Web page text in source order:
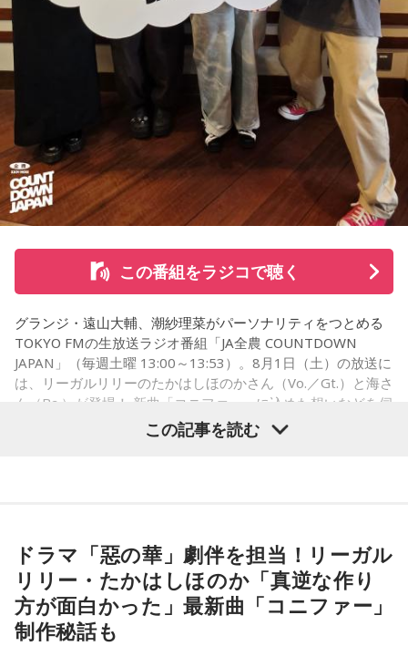
いうのは本当にいいことなのかなと思います」
※インタビュアー：文化放送・斉藤一美アナウンサー
「友人と遊んだ時に言われたあの一言がずっとモヤモヤして
「優柔不断な性格のせいで、こんな事が…」
あなたの人生相談を送ってください。その相談を受け、中島
健人が遊戯王の話をします。
※ メールの件名は「決闘」でお願いします。
◎「中島健人イメージランキング」
街の人に調査したら、中島健人が1位にランクインしそうな
「ランキングのタイトルだけ」を送ってきてください。
＜例＞
・家の照明、指パッチンで消してそうランキング
・コンビニで「温めますか？」とか「レジ袋はいります
か？」とか聞かれる前に全部先に言ってきそうな男ランキン
※ メールの件名は「ランキング」でお願いします。
■番組タイトル：ニッポン放送『中島健人のオールナイトニッ
ポン』
■放送日時：2026年8月14日（金） 25時～27時 （15日
（土）午前1時〜3時）
この番組をラジコで聴く
グランジ・遠山大輔、潮紗理菜がパーソナリティをつとめる
TOKYO FMの生放送ラジオ番組「JA全農 COUNTDOWN
JAPAN」（毎週土曜 13:00～13:53）。8月1日（土）の放送に
は、リーガルリリーのたかはしほのかさん（Vo.／Gt.）と海さ
ん（Ba.）が登場！ 新曲「コニファー」に込めた想いなどを伺
◆“真逆な作り方”で楽曲制作
リーガルリリーは高校在学時から注目を集め、国内大型ロッ
この記事を読む
ドラマ「惡の華」劇伴を担当！リーガル
リリー・たかはしほのか「真逆な作り
方が面白かった」最新曲「コニファー」
制作秘話も